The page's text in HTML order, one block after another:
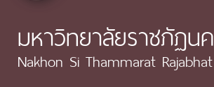
มหาวิทยาลัยราชภัฏน
Nakhon Si Thammarat